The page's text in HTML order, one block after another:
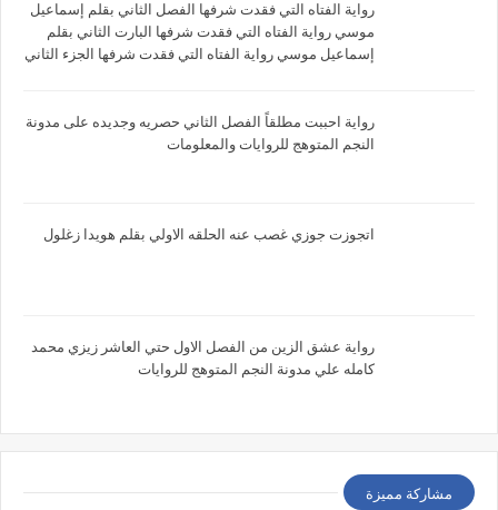
رواية الفتاه التي فقدت شرفها الفصل الثاني بقلم إسماعيل
موسي رواية الفتاه التي فقدت شرفها البارت الثاني بقلم
إسماعيل موسي رواية الفتاه التي فقدت شرفها الجزء الثاني
رواية احببت مطلقاً الفصل الثاني حصريه وجديده على مدونة
النجم المتوهج للروايات والمعلومات
اتجوزت جوزي غصب عنه الحلقه الاولي بقلم هويدا زغلول
رواية عشق الزين من الفصل الاول حتي العاشر زيزي محمد
كامله علي مدونة النجم المتوهج للروايات
مشاركة مميزة